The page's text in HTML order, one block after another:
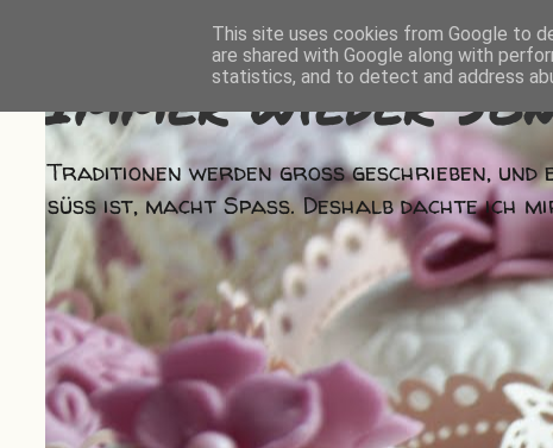
Immer wieder
Traditionen werden groß geschrieben, und
süß ist, macht Spaß. Deshalb dachte ich
This site uses cookies from Google to
are shared with Google along with
statistics, and to detect and address